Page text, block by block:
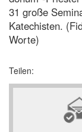
31 große
Katechisten.
Worte)
Teilen: